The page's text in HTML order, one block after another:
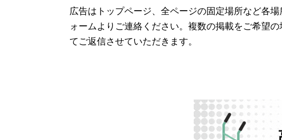
広告はトップページ、全ページの固定場所など各
ォームよりご連絡ください。複数の掲載をご希望
てご返信させていただきます。